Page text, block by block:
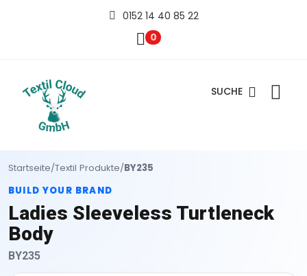
0152 14 40 85 22
0
SUCHE
Startseite/Textil Produkte/BY235
BUILD YOUR BRAND
Ladies Sleeveless Turtleneck
Body
BY235